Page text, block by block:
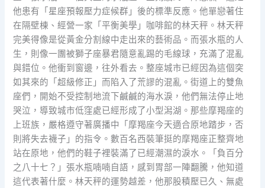
他患有「星座預報壓力症候群」後的標準反應。他單戀著住
在隔壁棟、經營一家「平衡美學」咖啡館的林天秤。林天秤
完美得像是從黃金分割線中走出來的藝術品。而張水瓶的人
生，則像一團被獅子座暴君隨意亂踢的毛線球，充滿了混亂
與錯位。他衝到窗邊，往外看去。整座城市已經因為這個突
如其來的「超級修正」而陷入了荒謬的混亂。街道上的雙魚
座們，開始不受控制地流下鹹鹹的海水淚，他們無法停止地
哭泣，導致城市低窪處已經形成了小型潟湖。那些摩羯座的
上班族，嚴格遵守著廣播中「摩羯座今天適合原地踏步，否
則將失去襪子」的指令。數百名西裝筆挺的摩羯座正整齊地
站在原地，他們的鞋子裡裝滿了已經潮濕的淚水。「負百分
之八十七？」張水瓶喃喃自語，感到胃部一陣翻騰，他知道
這代表著什麼。林天秤的運勢越差，他那股積壓已久、無處